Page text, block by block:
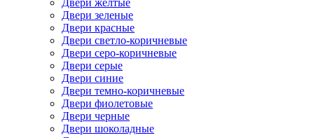
Двери желтые
Двери зеленые
Двери красные
Двери светло-коричневые
Двери серо-коричневые
Двери серые
Двери синие
Двери темно-коричневые
Двери фиолетовые
Двери черные
Двери шоколадные